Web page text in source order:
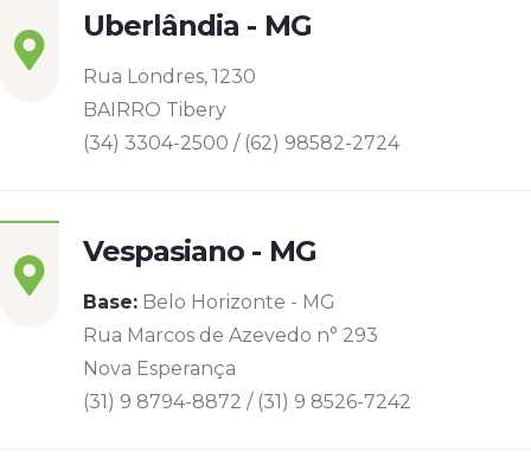
Uberlândia - MG
Rua Londres, 1230
BAIRRO Tibery
(34) 3304-2500 / (62) 98582-2724
Vespasiano - MG
Base: Belo Horizonte - MG
Rua Marcos de Azevedo n° 293
Nova Esperança
(31) 9 8794-8872 / (31) 9 8526-7242